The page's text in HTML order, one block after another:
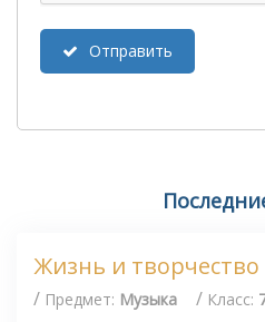
Отправить
Жизнь и
/ Предмет: Музыка / Класс: